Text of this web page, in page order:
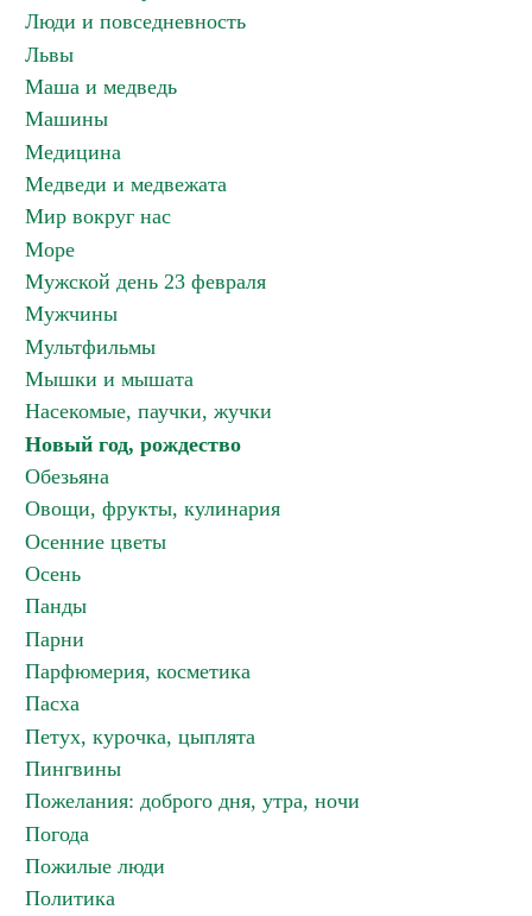
Люди и повседневность
Львы
Маша и медведь
Машины
Медицина
Медведи и медвежата
Мир вокруг нас
Море
Мужской день 23 февраля
Мужчины
Мультфильмы
Мышки и мышата
Насекомые, паучки, жучки
Новый год, рождество
Обезьяна
Овощи, фрукты, кулинария
Осенние цветы
Осень
Панды
Парни
Парфюмерия, косметика
Пасха
Петух, курочка, цыплята
Пингвины
Пожелания: доброго дня, утра, ночи
Погода
Пожилые люди
Политика